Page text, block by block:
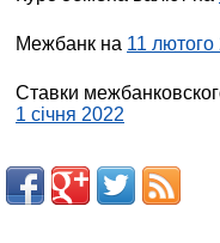
Межбанк на 11 лютого
Ставки
1 січня 2022